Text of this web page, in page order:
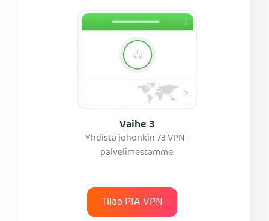
Vaihe 3
Yhdistä johonkin 73 VPN-
palvelimestamme.
Tilaa PIA VPN